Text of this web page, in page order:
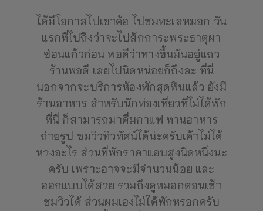
ได้มีโอกาสไปเขาค้อ ไปชมทะเลหมอก วัน
แรกที่ไปถึงว่าจะไปสักการะพระธาตุผา
ซ่อนแก้วก่อน พอดีว่าทางขึ้นมันอยู่แถว
ร้านพอดี เลยไปนิดหน่อยก็ถึงละ ที่นี่
นอกจากจะบริการห้องพักสุดฟินแล้ว ยังมี
ร้านอาหาร สำหรับนักท่องเที่ยวที่ไม่ได้พัก
ที่นี่ ก็สามารถมาดื่มกาแฟ ทานอาหาร
ถ่ายรูป ชมวิวทิวทัศน์ได้น่ะครับเค้าไม่ได้
หวงอะไร ส่วนที่พักราคาแอบสูงนิดหนึ่งนะ
ครับ เพราะอาจจะมีจำนวนน้อย และ
ออกแบบได้สวย รวมถึงดูหมอกตอนเช้า
ชมวิวได้ ส่วนผมเองไม่ได้พักหรอกครับ